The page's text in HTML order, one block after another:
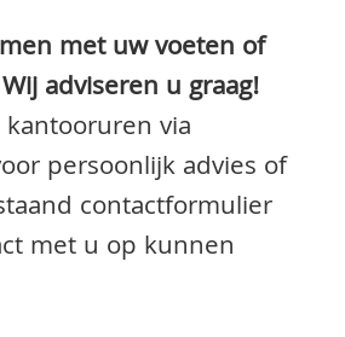
met uw voeten of
adviseren u graag!
via
persoonlijk advies of
contactformulier
met u op kunnen